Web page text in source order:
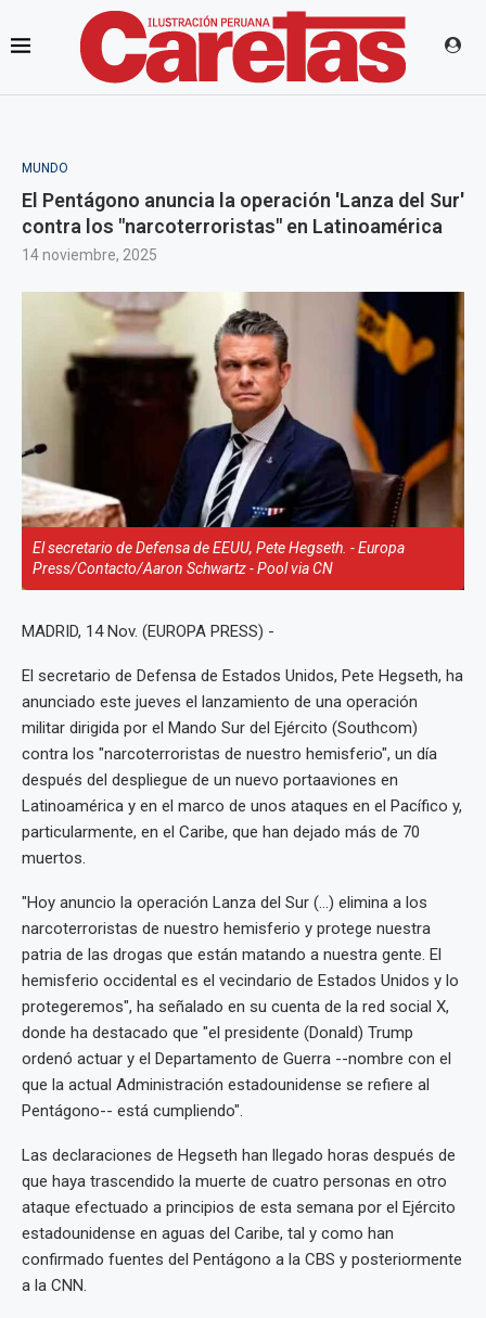
MUNDO
El Pentágono anuncia la operación 'Lanza del Sur'
contra los "narcoterroristas" en Latinoamérica
14 noviembre, 2025
El secretario de Defensa de EEUU, Pete Hegseth. - Europa
Press/Contacto/Aaron Schwartz - Pool via CN
MADRID, 14 Nov. (EUROPA PRESS) -
El secretario de Defensa de Estados Unidos, Pete Hegseth, ha
anunciado este jueves el lanzamiento de una operación
militar dirigida por el Mando Sur del Ejército (Southcom)
contra los "narcoterroristas de nuestro hemisferio", un día
después del despliegue de un nuevo portaaviones en
Latinoamérica y en el marco de unos ataques en el Pacífico y,
particularmente, en el Caribe, que han dejado más de 70
muertos.
"Hoy anuncio la operación Lanza del Sur (...) elimina a los
narcoterroristas de nuestro hemisferio y protege nuestra
patria de las drogas que están matando a nuestra gente. El
hemisferio occidental es el vecindario de Estados Unidos y lo
protegeremos", ha señalado en su cuenta de la red social X,
donde ha destacado que "el presidente (Donald) Trump
ordenó actuar y el Departamento de Guerra --nombre con el
que la actual Administración estadounidense se refiere al
Pentágono-- está cumpliendo".
Las declaraciones de Hegseth han llegado horas después de
que haya trascendido la muerte de cuatro personas en otro
ataque efectuado a principios de esta semana por el Ejército
estadounidense en aguas del Caribe, tal y como han
confirmado fuentes del Pentágono a la CBS y posteriormente
a la CNN.